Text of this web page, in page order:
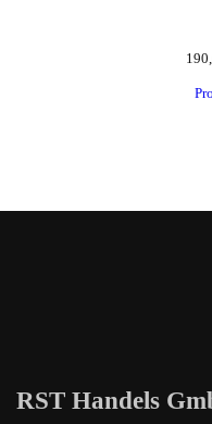
RST Handels